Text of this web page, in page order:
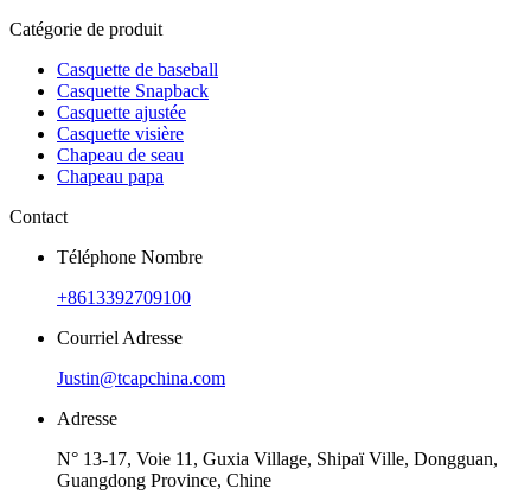
Catégorie de produit
Casquette de baseball
Casquette Snapback
Casquette ajustée
Casquette visière
Chapeau de seau
Chapeau papa
Contact
Téléphone Nombre
+8613392709100
Courriel Adresse
Justin@tcapchina.com
Adresse
N° 13-17, Voie 11, Guxia Village, Shipaï Ville, Dongguan,
Guangdong Province, Chine